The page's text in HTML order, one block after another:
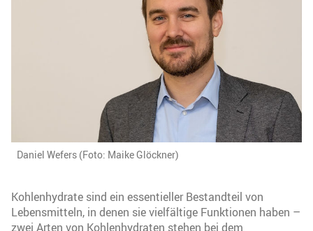
Daniel Wefers (Foto: Maike Glöckner)
Kohlenhydrate sind ein essentieller Bestandteil von
Lebensmitteln, in denen sie vielfältige Funktionen haben –
zwei Arten von Kohlenhydraten stehen bei dem